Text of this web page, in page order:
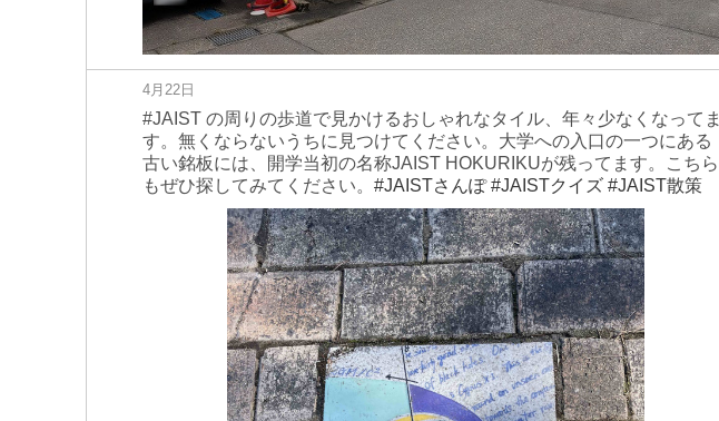
4月22日
#JAIST の周りの歩道で見かけるおしゃれなタイル、年々少なくなってま
す。無くならないうちに見つけてください。大学への入口の一つにある
古い銘板には、開学当初の名称JAIST HOKURIKUが残ってます。こちら
もぜひ探してみてください。#JAISTさんぽ #JAISTクイズ #JAIST散策